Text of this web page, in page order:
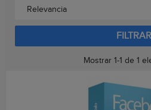
Relevancia
FILTRAR
Mostrar 1-1 de 1